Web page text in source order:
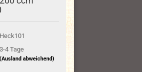
Heck101
3-4 Tage
(Ausland abweichend)